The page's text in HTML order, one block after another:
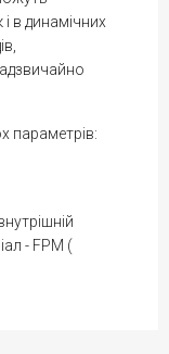
в динамічних
параметрів:
- FPM (